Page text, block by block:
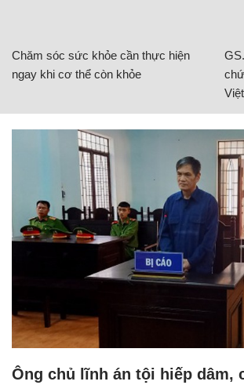
Chăm sóc sức khỏe cần thực hiện
ngay khi cơ thể còn khỏe
Ông chủ lĩnh án tội hiếp dâm,